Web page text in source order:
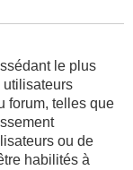
le plus
utilisateurs
forum, telles que
ou de
habilités à